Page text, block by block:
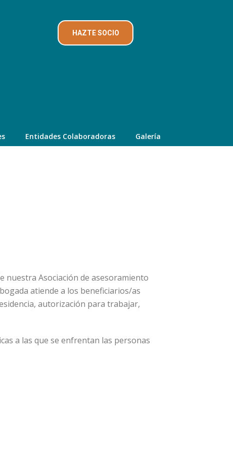
HAZTE SOCIO
Entidades Colaboradoras Galería
nuestra Asociación de asesoramiento
atiende a los beneficiarios/as
autorización para trabajar,
a las que se enfrentan las personas